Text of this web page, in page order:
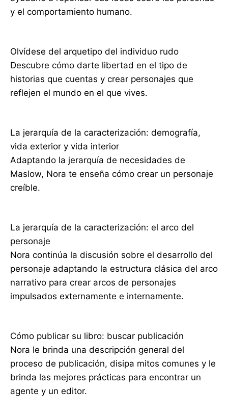
y el comportamiento humano.
Olvídese del arquetipo del individuo rudo
Descubre cómo darte libertad en el tipo de
historias que cuentas y crear personajes que
reflejen el mundo en el que vives.
La jerarquía de la caracterización: demografía,
vida exterior y vida interior
Adaptando la jerarquía de necesidades de
Maslow, Nora te enseña cómo crear un personaje
creíble.
La jerarquía de la caracterización: el arco del
personaje
Nora continúa la discusión sobre el desarrollo del
personaje adaptando la estructura clásica del arco
narrativo para crear arcos de personajes
impulsados ​​externamente e internamente.
Cómo publicar su libro: buscar publicación
Nora le brinda una descripción general del
proceso de publicación, disipa mitos comunes y le
brinda las mejores prácticas para encontrar un
agente y un editor.